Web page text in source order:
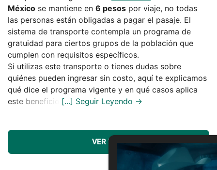
México se mantiene en 6 pesos por viaje, no todas
las personas están obligadas a pagar el pasaje. El
sistema de transporte contempla un programa de
gratuidad para ciertos grupos de la población que
cumplen con requisitos específicos.
Si utilizas este transporte o tienes dudas sobre
quiénes pueden ingresar sin costo, aquí te explicamos
qué dice el programa vigente y en qué casos aplica
este beneficio.
VER MÁS